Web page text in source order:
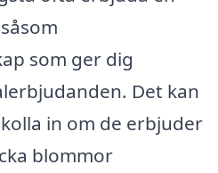
som ger dig
Det kan
in om de erbjuder
blommor